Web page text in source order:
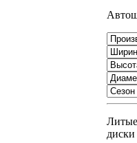
Литые
диски